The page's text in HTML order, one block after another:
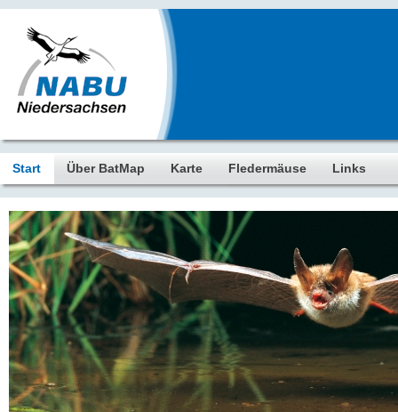
Start Über BatMap Karte Fledermäuse Links